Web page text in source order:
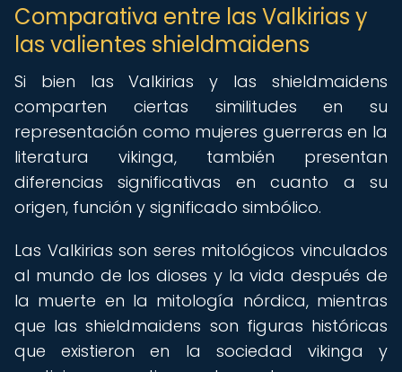
Comparativa entre las Valkirias y
las valientes shieldmaidens
Si bien las Valkirias y las shieldmaidens
comparten ciertas similitudes en su
representación como mujeres guerreras en la
literatura vikinga, también presentan
diferencias significativas en cuanto a su
origen, función y significado simbólico.
Las Valkirias son seres mitológicos vinculados
al mundo de los dioses y la vida después de
la muerte en la mitología nórdica, mientras
que las shieldmaidens son figuras históricas
que existieron en la sociedad vikinga y